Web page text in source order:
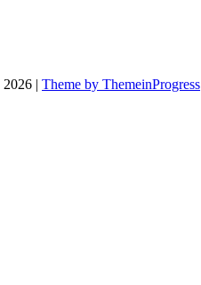
| Theme by ThemeinProgress